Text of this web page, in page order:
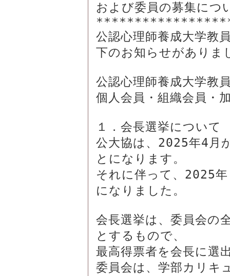
および委員の募集につ
公認心理師養成大学教
下のお知らせがありま
公認心理師養成大学教
個人会員・組織会員・
１．会長選挙について
公大協は、2025年4月
とになります。
それに伴って、2025
になりました。
会長選挙は、委員会の
とするもので、
最高得票者を会長に選
委員会は、学部カリキ